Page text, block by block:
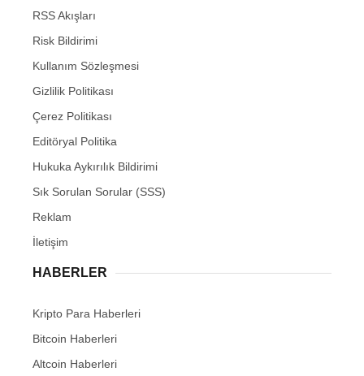
RSS Akışları
Risk Bildirimi
Kullanım Sözleşmesi
Gizlilik Politikası
Çerez Politikası
Editöryal Politika
Hukuka Aykırılık Bildirimi
Sık Sorulan Sorular (SSS)
Reklam
İletişim
HABERLER
Kripto Para Haberleri
Bitcoin Haberleri
Altcoin Haberleri